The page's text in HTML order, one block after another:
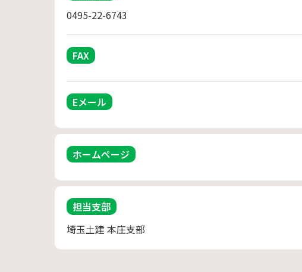
0495-22-6743
FAX
Eメール
ホームページ
担当支部
埼玉土建 本庄支部